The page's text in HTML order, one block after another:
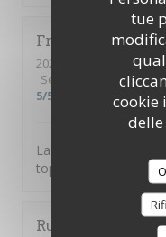
tue
cookie
Frusta
2026-08-04
- 19:30 -
Servizio
5/5
La tosca c’est une
top
Ruth